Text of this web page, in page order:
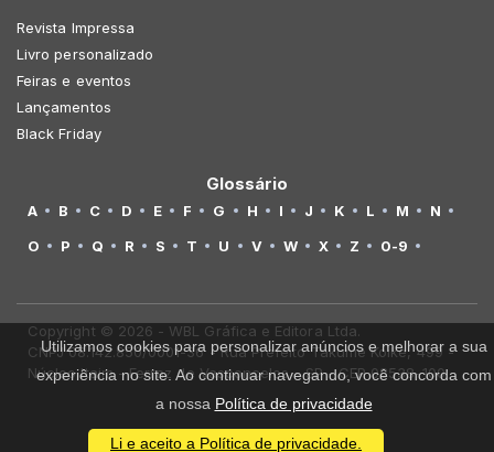
Revista Impressa
Livro personalizado
Feiras e eventos
Lançamentos
Black Friday
Glossário
A B C D E F G H I J K L M
N
O
P Q R S T U V W X Z 0-9
Copyright © 2026 - WBL Gráfica e Editora Ltda.
CNPJ 08.142.850/0001-36 - Rua Prefeito Takume Koike, 499 -
Núcleo Itaim - Ferraz de Vasconcelos - SP - CEP 08538-100
Utilizamos cookies para personalizar anúncios e melhorar a sua
experiência no site. Ao continuar navegando, você concorda com
a nossa Política de privacidade
Li e aceito a Política de privacidade.